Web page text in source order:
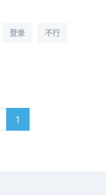
登录 不行
1